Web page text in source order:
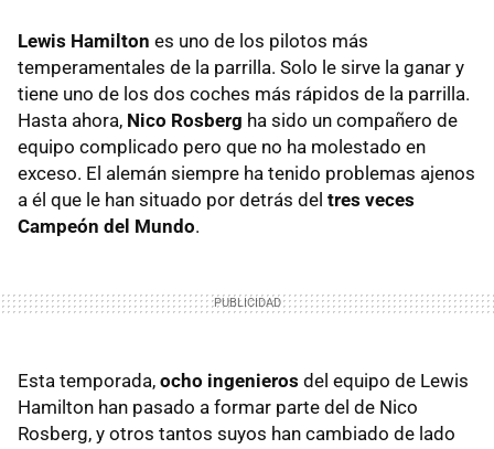
Lewis Hamilton es uno de los pilotos más
temperamentales de la parrilla. Solo le sirve la ganar y
tiene uno de los dos coches más rápidos de la parrilla.
Hasta ahora, Nico Rosberg ha sido un compañero de
equipo complicado pero que no ha molestado en
exceso. El alemán siempre ha tenido problemas ajenos
a él que le han situado por detrás del tres veces
Campeón del Mundo.
Esta temporada, ocho ingenieros del equipo de Lewis
Hamilton han pasado a formar parte del de Nico
Rosberg, y otros tantos suyos han cambiado de lado